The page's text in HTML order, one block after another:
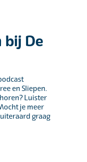
bij De
en Sliepen.
Luister
je meer
graag